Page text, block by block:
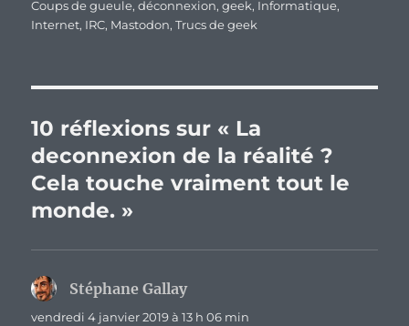
Coups de gueule,déconnexion,geek, Informatique,
Internet, IRC, Mastodon,Trucs de geek
10 réflexions sur « La
deconnexion de la réalité ?
Cela touche vraiment tout le
monde. »
Stéphane Gallaydit :
vendredi 4 janvier 2019 à 13 h 06 min